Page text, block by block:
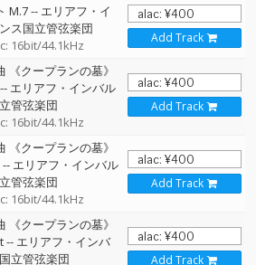
M.7-- エリアフ・イ
ス国立管弦楽団
16bit/44.1kHz
Add Track
《クープランの墓》
-- エリアフ・インバル
管弦楽団
16bit/44.1kHz
Add Track
《クープランの墓》
-- エリアフ・インバル
管弦楽団
16bit/44.1kHz
Add Track
《クープランの墓》
-- エリアフ・インバ
立管弦楽団
Add Track